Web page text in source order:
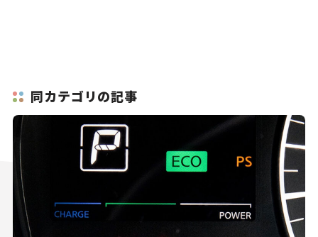
同カテゴリの記事